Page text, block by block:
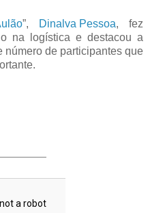
”, Dinalva Pessoa, fez
na logística e destacou a
número de participantes que